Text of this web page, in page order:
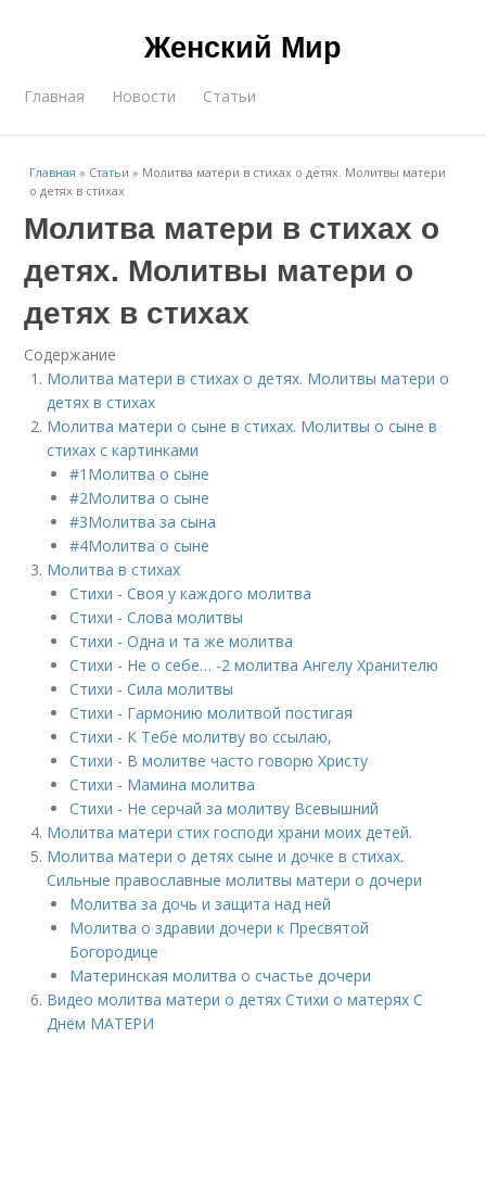
Женский Мир
Главная Новости Статьи
Главная » Статьи » Молитва матери в стихах о детях. Молитвы матери
о детях в стихах
Молитва матери в стихах о
детях. Молитвы матери о
детях в стихах
Содержание
Молитва матери в стихах о детях. Молитвы матери о
детях в стихах
Молитва матери о сыне в стихах. Молитвы о сыне в
стихах с картинками
#1Молитва о сыне
#2Молитва о сыне
#3Молитва за сына
#4Молитва о сыне
Молитва в стихах
Стихи - Своя у каждого молитва
Стихи - Слова молитвы
Стихи - Одна и та же молитва
Стихи - Не о себе… -2 молитва Ангелу Хранителю
Стихи - Сила молитвы
Стихи - Гармонию молитвой постигая
Стихи - К Тебе молитву во ссылаю,
Стихи - В молитве часто говорю Христу
Стихи - Мамина молитва
Стихи - Не серчай за молитву Всевышний
Молитва матери стих господи храни моих детей.
Молитва матери о детях сыне и дочке в стихах.
Сильные православные молитвы матери о дочери
Молитва за дочь и защита над ней
Молитва о здравии дочери к Пресвятой
Богородице
Материнская молитва о счастье дочери
Видео молитва матери о детях Стихи о матерях С
Днём МАТЕРИ